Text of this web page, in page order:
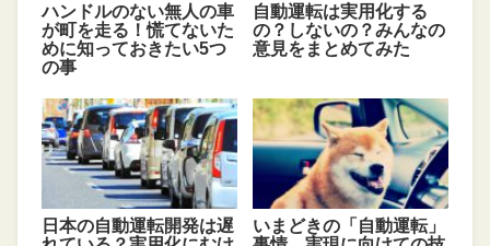
ハンドルのない無人の車
が町を走る！慌てないた
めに知っておきたい5つ
の事
自動運転は実用化する
の？しないの？みんなの
意見をまとめてみた
日本の自動運転開発は遅
いまどきの「自動運転」